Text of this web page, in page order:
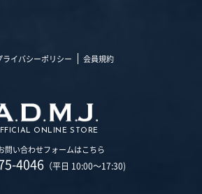
ライバシーポリシー 会員規約
ONLINE STORE
問い合わせフォームはこちら
4046（平日 10:00～17:30)